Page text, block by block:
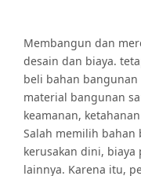
Membangun dan
desain dan biaya.
beli bahan
material bangunan
keamanan,
Salah memilih
kerusakan dini, biaya
lainnya. Karena itu,